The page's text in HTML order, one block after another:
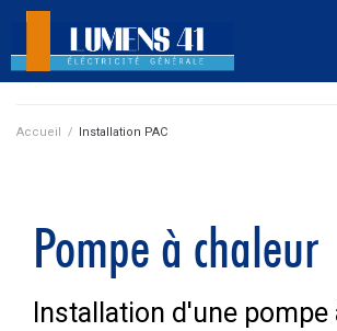
Accueil / Installation PAC
Pompe à chaleur
Installation d'une pompe